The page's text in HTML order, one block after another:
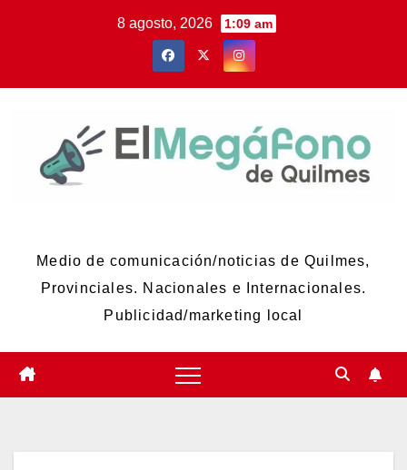
8 agosto, 2026 1:09 am
Medio de comunicación/noticias de Quilmes,
Provinciales. Nacionales e Internacionales.
Publicidad/marketing local